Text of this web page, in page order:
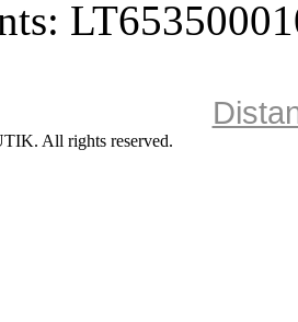
All rights reserved.